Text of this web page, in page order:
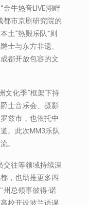
牛热音LIVE湖畔
都市京剧研究院的
土“热殿乐队”则
士与东方非遗、
都开放包容的文
文化季”框架下持
士音乐会、摄影
兹市，也依托中
。此次MM3乐队
。
交往等领域持续深
，也助推更多四
州总领事彼得·诺